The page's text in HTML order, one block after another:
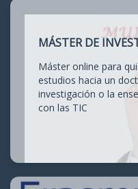
MÁSTER DE
Máster online para
estudios hacia un
investigación o la
con las TIC